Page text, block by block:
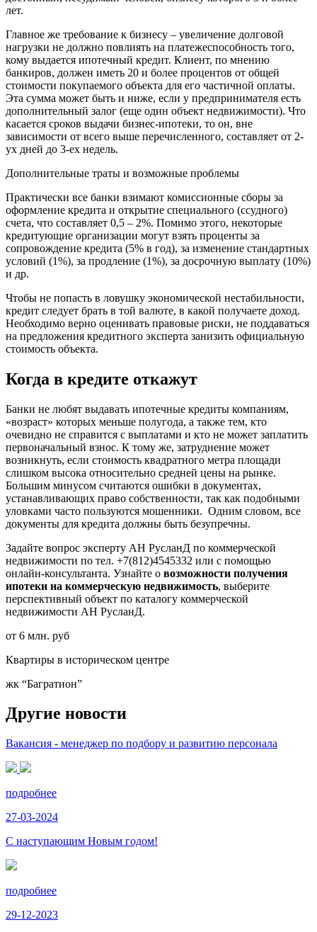
лет.
Главное же требование к бизнесу – увеличение долговой
нагрузки не должно повлиять на платежеспособность того,
кому выдается ипотечный кредит. Клиент, по мнению
банкиров, должен иметь 20 и более процентов от общей
стоимости покупаемого объекта для его частичной оплаты.
Эта сумма может быть и ниже, если у предпринимателя есть
дополнительный залог (еще один объект недвижимости). Что
касается сроков выдачи бизнес-ипотеки, то он, вне
зависимости от всего выше перечисленного, составляет от 2-
ух дней до 3-ех недель.
Дополнительные траты и возможные проблемы
Практически все банки взимают комиссионные сборы за
оформление кредита и открытие специального (ссудного)
счета, что составляет 0,5 – 2%. Помимо этого, некоторые
кредитующие организации могут взять проценты за
сопровождение кредита (5% в год), за изменение стандартных
условий (1%), за продление (1%), за досрочную выплату (10%)
и др.
Чтобы не попасть в ловушку экономической нестабильности,
кредит следует брать в той валюте, в какой получаете доход.
Необходимо верно оценивать правовые риски, не поддаваться
на предложения кредитного эксперта занизить официальную
стоимость объекта.
Когда в кредите откажут
Банки не любят выдавать ипотечные кредиты компаниям,
«возраст» которых меньше полугода, а также тем, кто
очевидно не справится с выплатами и кто не может заплатить
первоначальный взнос. К тому же, затруднение может
возникнуть, если стоимость квадратного метра площади
слишком высока относительно средней цены на рынке.
Большим минусом считаются ошибки в документах,
устанавливающих право собственности, так как подобными
уловками часто пользуются мошенники. Одним словом, все
документы для кредита должны быть безупречны.
Задайте вопрос эксперту АН РусланД по коммерческой
недвижимости по тел. +7(812)4545332 или с помощью
онлайн-консультанта. Узнайте о возможности получения
ипотеки на коммерческую недвижимость, выберите
перспективный объект по каталогу коммерческой
недвижимости АН РусланД.
от 6 млн. руб
Квартиры в историческом центре
жк “Багратион”
Другие новости
Вакансия - менеджер по подбору и развитию персонала
подробнее
27-03-2024
С наступающим Новым годом!
подробнее
29-12-2023